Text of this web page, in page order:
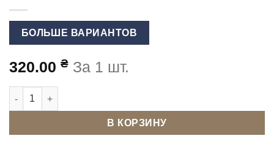
БОЛЬШЕ ВАРИАНТОВ
320.00 ₴ За 1 шт.
Количество товара Пробойник для турецкого пресса 13 мм
В КОРЗИНУ